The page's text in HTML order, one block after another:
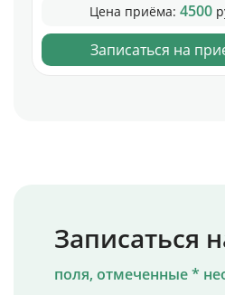
Цена приёма: 4500
Записаться на
Записаться
поля, отмеченные *